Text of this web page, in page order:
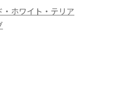
ホワイト・テリア